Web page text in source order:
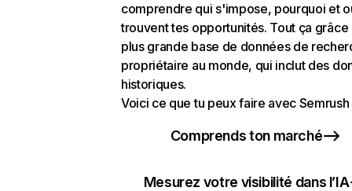
comprendre qui s'impose, pourquoi et
trouvent tes opportunités. Tout ça grâce
plus grande base de données de
propriétaire au monde, qui inclut des
historiques.
Voici ce que tu peux faire avec Semrush
Comprends ton marché
Mesurez votre visibilité dans l’IA